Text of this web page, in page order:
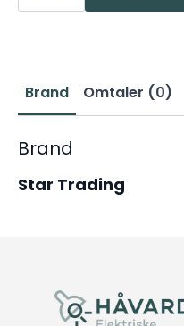
Dura
Brand Omtaler (0)
Brand
Star Trading